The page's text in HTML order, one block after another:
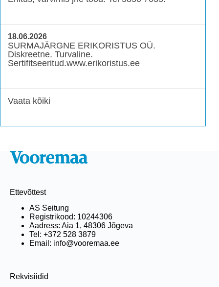
18.06.2026
SURMAJÄRGNE ERIKORISTUS OÜ.
Diskreetne. Turvaline.
Sertifitseeritud.www.erikoristus.ee
Vaata kõiki
Ettevõttest
AS Seitung
Registrikood: 10244306
Aadress: Aia 1, 48306 Jõgeva
Tel: +372 528 3879
Email: info@vooremaa.ee
Rekvisiidid